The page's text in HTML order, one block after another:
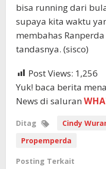
bisa running dari
supaya kita waktu
membahas
tandasnya. (sisco)
Post Views: 1,256
Yuk! baca berita
News di saluran
Ditag Cindy
Propemperda
Posting Terkait